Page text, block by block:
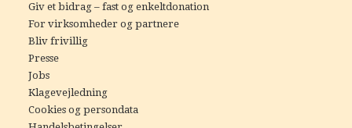
Giv et bidrag – fast og enkeltdonation
For virksomheder og partnere
Bliv frivillig
Presse
Jobs
Klagevejledning
Cookies og persondata